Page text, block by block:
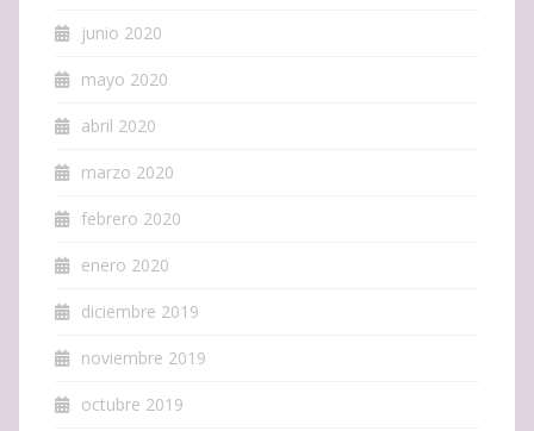
junio 2020
mayo 2020
abril 2020
marzo 2020
febrero 2020
enero 2020
diciembre 2019
noviembre 2019
octubre 2019